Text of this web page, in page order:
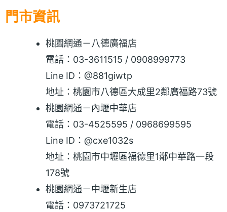
門市資訊
桃園網通－八德廣福店
電話：03-3611515 / 0908999773
Line ID：@881giwtp
地址：桃園市八德區大成里2鄰廣福路73號
桃園網通－內壢中華店
電話：03-4525595 / 0968699595
Line ID：@cxe1032s
地址：桃園市中壢區福德里1鄰中華路一段
178號
桃園網通－中壢新生店
電話：0973721725